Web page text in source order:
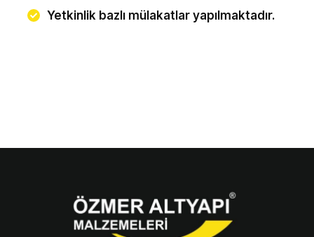
Yetkinlik bazlı mülakatlar yapılmaktadır.